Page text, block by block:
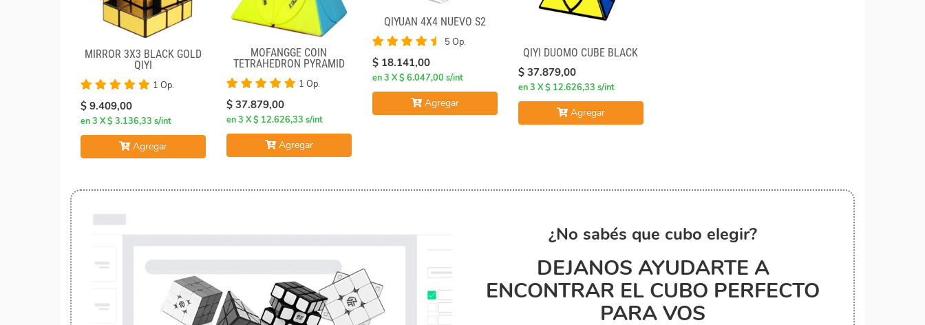
MIRROR 3X3 BLACK GOLD
QIYI
1 Op.
$ 9.409,00
en 3 X $ 3.136,33 s/int
Agregar
MOFANGGE COIN
TETRAHEDRON PYRAMID
1 Op.
$ 37.879,00
en 3 X $ 12.626,33 s/int
Agregar
QIYUAN 4X4 NUEVO S2
5 Op.
$ 18.141,00
en 3 X $ 6.047,00 s/int
Agregar
QIYI DUOMO CUBE BLACK
$ 37.879,00
en 3 X $ 12.626,33 s/int
Agregar
¿No sabés que cubo elegir?
DEJANOS AYUDARTE A
ENCONTRAR EL CUBO PERFECTO
PARA VOS